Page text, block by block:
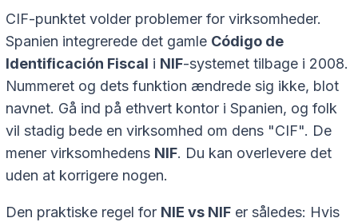
CIF-punktet volder problemer for virksomheder.
Spanien integrerede det gamle Código de
Identificación Fiscal i NIF-systemet tilbage i 2008.
Nummeret og dets funktion ændrede sig ikke, blot
navnet. Gå ind på ethvert kontor i Spanien, og folk
vil stadig bede en virksomhed om dens "CIF". De
mener virksomhedens NIF. Du kan overlevere det
uden at korrigere nogen.
Den praktiske regel for NIE vs NIF er således: Hvis